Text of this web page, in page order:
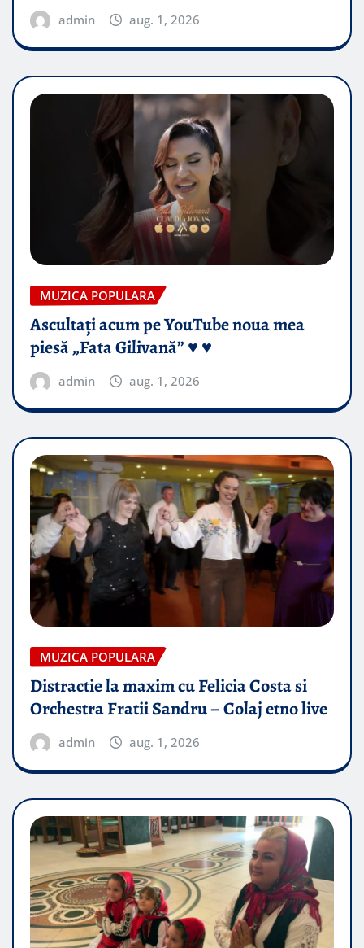
admin aug. 1, 2026
MUZICA POPULARA
Ascultați acum pe YouTube noua mea
piesă „Fata Gilivană” ♥️ ♥️
admin aug. 1, 2026
MUZICA POPULARA
Distractie la maxim cu Felicia Costa si
Orchestra Fratii Sandru – Colaj etno live
admin aug. 1, 2026